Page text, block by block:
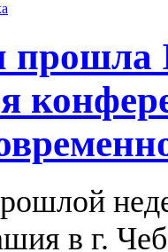
в г.